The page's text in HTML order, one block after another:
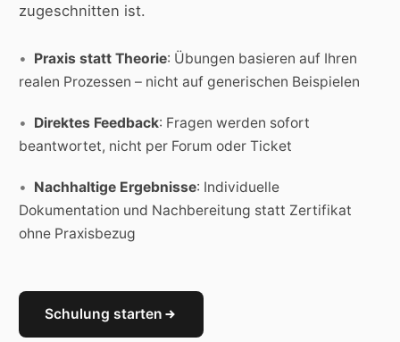
zugeschnitten ist.
Praxis statt Theorie: Übungen basieren auf Ihren
realen Prozessen – nicht auf generischen Beispielen
Direktes Feedback: Fragen werden sofort
beantwortet, nicht per Forum oder Ticket
Nachhaltige Ergebnisse: Individuelle
Dokumentation und Nachbereitung statt Zertifikat
ohne Praxisbezug
Schulung starten